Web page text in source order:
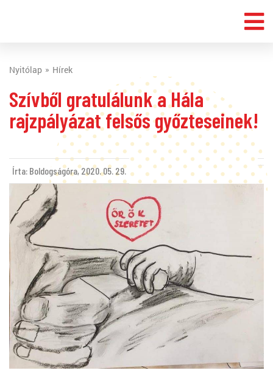
Nyitólap Hírek
Szívből gratulálunk a Hála
rajzpályázat felsős győzteseinek!
Írta: Boldogságóra,2020. 05. 29.